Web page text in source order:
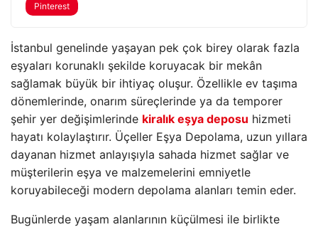
Pinterest
İstanbul genelinde yaşayan pek çok birey olarak fazla
eşyaları korunaklı şekilde koruyacak bir mekân
sağlamak büyük bir ihtiyaç oluşur. Özellikle ev taşıma
dönemlerinde, onarım süreçlerinde ya da temporer
şehir yer değişimlerinde kiralık eşya deposu hizmeti
hayatı kolaylaştırır. Üçeller Eşya Depolama, uzun yıllara
dayanan hizmet anlayışıyla sahada hizmet sağlar ve
müşterilerin eşya ve malzemelerini emniyetle
koruyabileceği modern depolama alanları temin eder.
Bugünlerde yaşam alanlarının küçülmesi ile birlikte